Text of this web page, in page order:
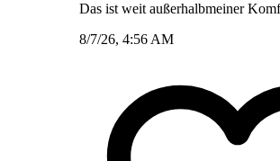
Das ist weit außerhalbmeiner
8/7/26, 4:56 AM